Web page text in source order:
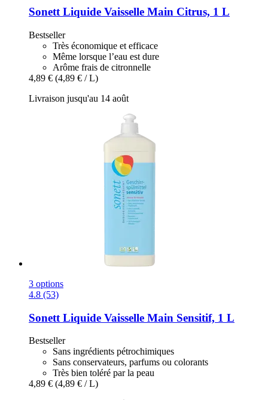
SonettLiquide Vaisselle Main Citrus, 1 L
Bestseller
Très économique et efficace
Même lorsque l’eau est dure
Arôme frais de citronnelle
4,89 € (4,89 € / L)
Livraison jusqu'au 14 août
3 options
4.8 (53)
Sonett Liquide Vaisselle Main Sensitif, 1 L
Bestseller
Sans ingrédients pétrochimiques
Sans conservateurs, parfums ou colorants
Très bien toléré par la peau
4,89 € (4,89 € / L)